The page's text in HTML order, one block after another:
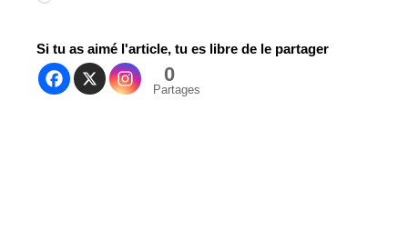
Si tu as aimé l'article, tu es libre de le partager
0
Partages